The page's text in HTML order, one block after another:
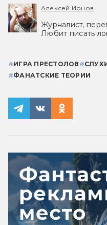
Алексей Ионов
Журналист,
Любит писать
#ИГРА ПРЕСТОЛОВ #
#ФАНАТСКИЕ ТЕОРИИ